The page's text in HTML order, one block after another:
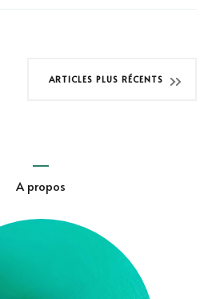
ARTICLES PLUS RÉCENTS
A propos